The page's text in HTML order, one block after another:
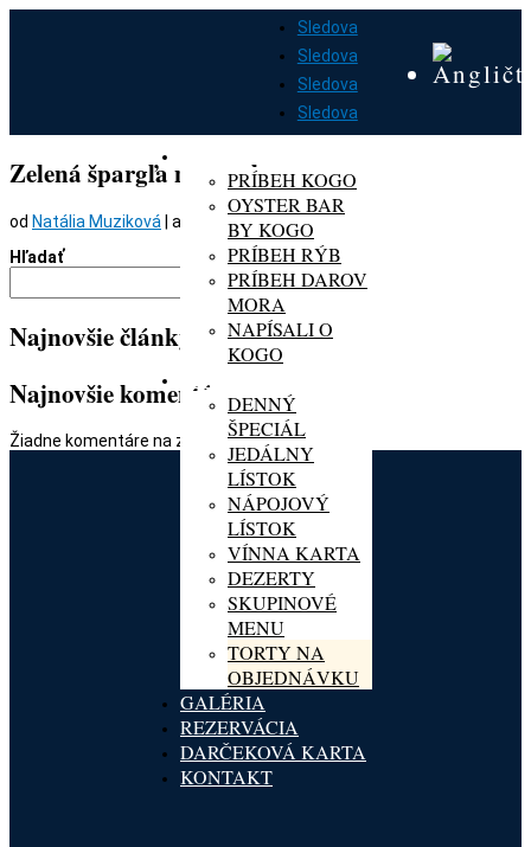
Sledova
Sledova
Sledova
Sledova
DOMOV
PRÍBEH KOGO
OYSTER BAR
BY KOGO
PRÍBEH RÝB
PRÍBEH DAROV
MORA
NAPÍSALI O
KOGO
DENNÝ
ŠPECIÁL
JEDÁLNY
LÍSTOK
NÁPOJOVÝ
LÍSTOK
VÍNNA KARTA
DEZERTY
SKUPINOVÉ
MENU
TORTY NA
OBJEDNÁVKU
GALÉRIA
REZERVÁCIA
DARČEKOVÁ KARTA
KONTAKT
Zelená špargľa na masle
od Natália Muziková
apr 14, 2023
Hľadať
Hľadať
Najnovšie články
Najnovšie komentáre
Žiadne komentáre na zobrazenie.